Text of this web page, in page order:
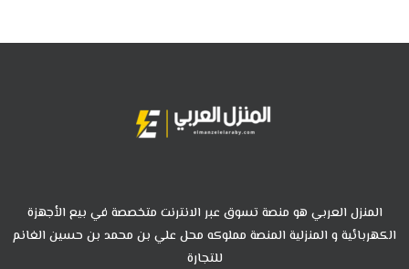
المنزل العربي هو منصة تسوق عبر الانترنت متخصصة في بيع الأجهزة
الكهربائية و المنزلية المنصة مملوكه محل علي بن محمد بن حسين الغانم
للتجارة